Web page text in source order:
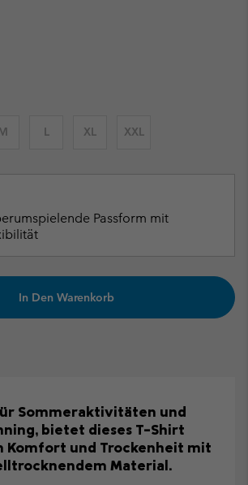
L XL XXL
Passform mit
In Den Warenkorb
Sommeraktivitäten und
bietet dieses T-Shirt
Komfort und Trockenheit mit
Material.